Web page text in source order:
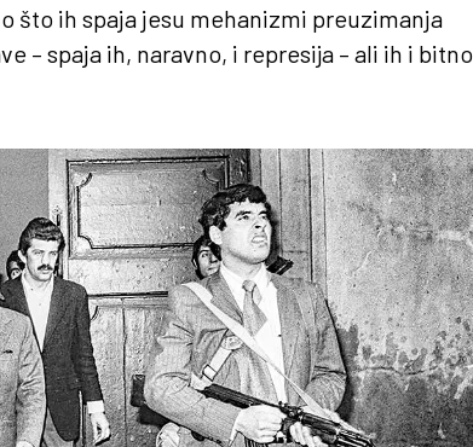
što ih spaja jesu mehanizmi preuzimanja
– spaja ih, naravno, i represija – ali ih i bitno